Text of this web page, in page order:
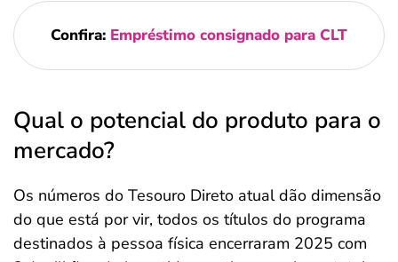
Confira: Empréstimo consignado para CLT
Qual o potencial do produto para o
mercado?
Os números do Tesouro Direto atual dão dimensão
do que está por vir, todos os títulos do programa
destinados à pessoa física encerraram 2025 com